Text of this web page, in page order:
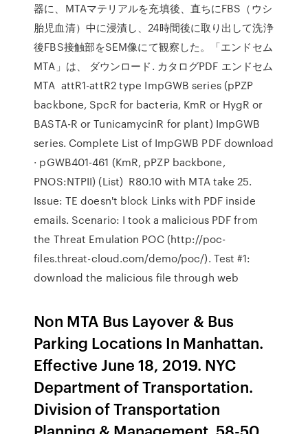
器に、MTAマテリアルを充填後、直ちにFBS（ウシ
胎児血清）中に浸漬し、24時間後に取り出して洗浄
後FBS接触部をSEM像にて観察した。「エンドセム
MTA」は、 ダウンロード. カタログPDF エンドセム
MTA attR1-attR2 type ImpGWB series (pPZP
backbone, SpcR for bacteria, KmR or HygR or
BASTA-R or TunicamycinR for plant) ImpGWB
series. Complete List of ImpGWB PDF download
· pGWB401-461 (KmR, pPZP backbone,
PNOS:NTPII) (List) R80.10 with MTA take 25.
Issue: TE doesn't block Links with PDF inside
emails. Scenario: I took a malicious PDF from
the Threat Emulation POC (http://poc-
files.threat-cloud.com/demo/poc/). Test #1:
download the malicious file through web
Non MTA Bus Layover & Bus
Parking Locations In Manhattan.
Effective June 18, 2019. NYC
Department of Transportation.
Division of Transportation